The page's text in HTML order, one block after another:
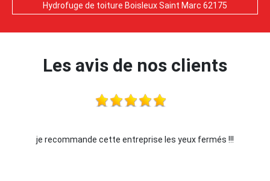
Hydrofuge de toiture Boisleux Saint Marc 62175
Les avis de nos clients
je recommande cette entreprise les yeux fermés !!!